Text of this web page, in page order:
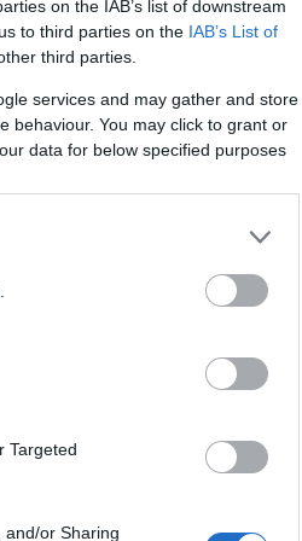
on the IAB’s list of downstream
to third parties on the IAB’s List of
third parties.
services and may gather and store
behaviour. You may click to grant or
data for below specified purposes
Targeted
and/or Sharing
20:33 Υεμένη:
20:20
ΗΠΑ και
20:12 Επένδυση
στην
Ο
για
Ξεκινούν
της